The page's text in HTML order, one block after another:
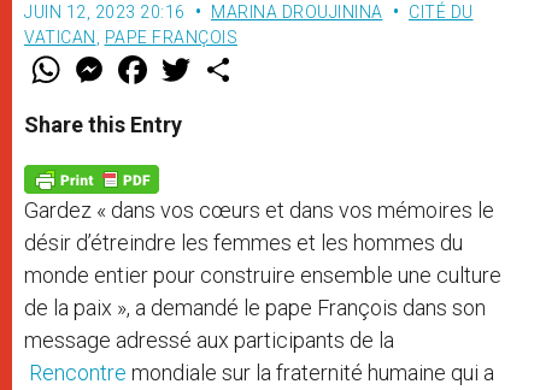
JUIN 12, 2023 20:16 MARINA DROUJININA
CITÉ DU
VATICAN
PAPE FRANÇOIS
W
t
s
p
p
M
e
s
e
g
e
r
F
a
e
b
o
k
w
Share this Entry
Gardez « dans vos cœurs et dans vos mémoires le
désir d’étreindre les femmes et les hommes du
monde entier pour construire ensemble une culture
de la paix », a demandé le pape François dans son
message adressé aux participants de la
Rencontre mondiale sur la fraternité humaine qui a